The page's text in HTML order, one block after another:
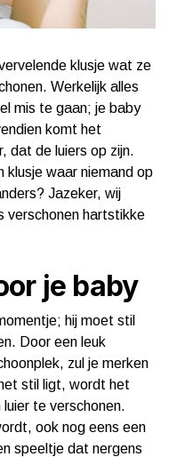
klusje wat ze
Werkelijk alles
mis te gaan; je baby
komt het
dat de luiers op zijn.
klusje waar niemand op
Jazeker, wij
verschonen hartstikke
je baby
hij moet stil
Door een leuk
zul je merken
stil ligt, wordt het
te verschonen.
ook nog eens een
speeltje dat nergens